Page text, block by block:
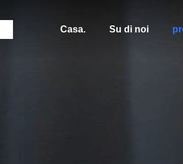
Casa. Su di noi